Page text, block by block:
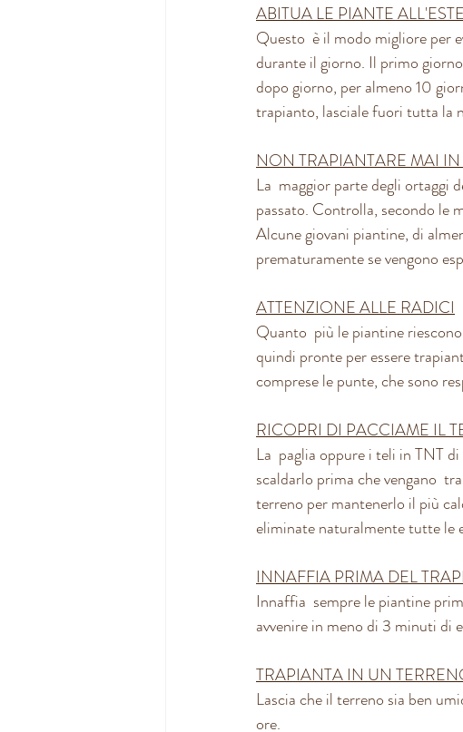
ABITUA LE PIANTE
Questo  è il modo migliore per
durante il giorno. Il primo
dopo giorno, per almeno 10
trapianto, lasciale fuori tutta la
NON TRAPIANTARE MAI
La  maggior parte degli ortaggi
passato. Controlla, secondo le
Alcune giovani piantine, di
prematuramente se vengono
ATTENZIONE ALLE RADICI
Quanto  più le piantine
quindi pronte per essere
comprese le punte, che sono
RICOPRI DI PACCIAME IL
La  paglia oppure i teli in TNT
scaldarlo prima che vengano
terreno per mantenerlo il più
eliminate naturalmente tutte le
INNAFFIA PRIMA DEL
Innaffia  sempre le piantine
avvenire in meno di 3 minuti di
TRAPIANTA IN UN
Lascia che il terreno sia ben
ore.